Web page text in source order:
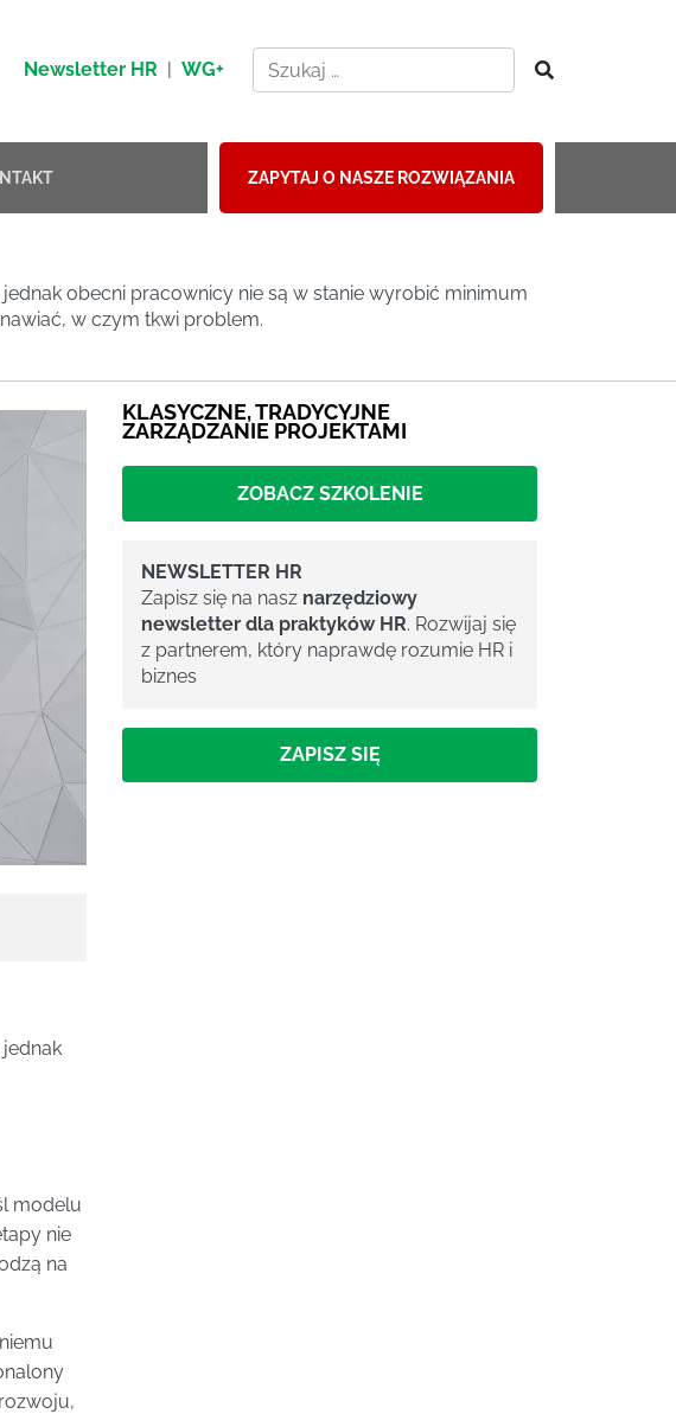
Newsletter HR | WG+
ZAPYTAJ O NASZE ROZWIĄZANIA
obecni pracownicy nie są w stanie wyrobić minimum
w czym tkwi problem.
modelu
nie
na
KLASYCZNE, TRADYCYJNE
ZARZĄDZANIE PROJEKTAMI
ZOBACZ SZKOLENIE
NEWSLETTER HR
Zapisz się na nasz narzędziowy
newsletter dla praktyków HR. Rozwijaj się
z partnerem, który naprawdę rozumie HR i
biznes
ZAPISZ SIĘ